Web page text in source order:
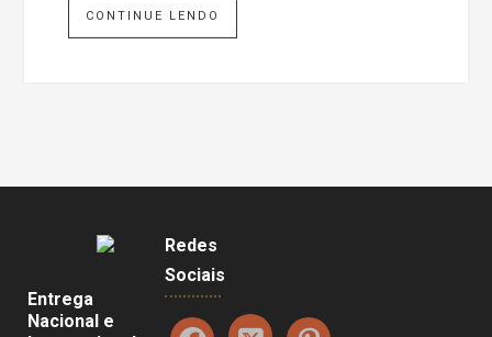
CONTINUE LENDO
Entrega
Nacional e
Redes
Sociais